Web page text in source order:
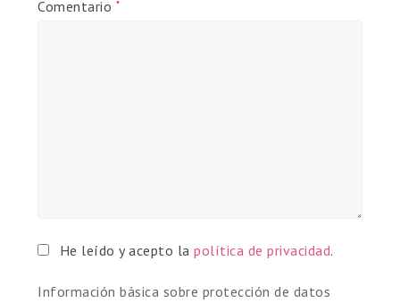
Comentario *
He leído y acepto lapolítica de privacidad.
Información básica sobre protección de datos